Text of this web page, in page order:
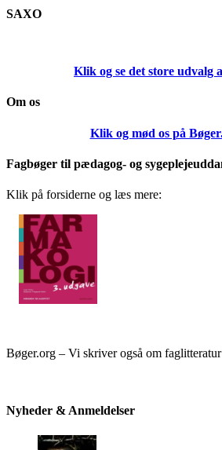
SAXO
Klik og se det store udvalg
Om os
Klik og mød os på
Fagbøger til pædagog- og
Klik på forsiderne og læs mere:
Bøger.org – Vi skriver også om faglitteratur
Nyheder & Anmeldelser